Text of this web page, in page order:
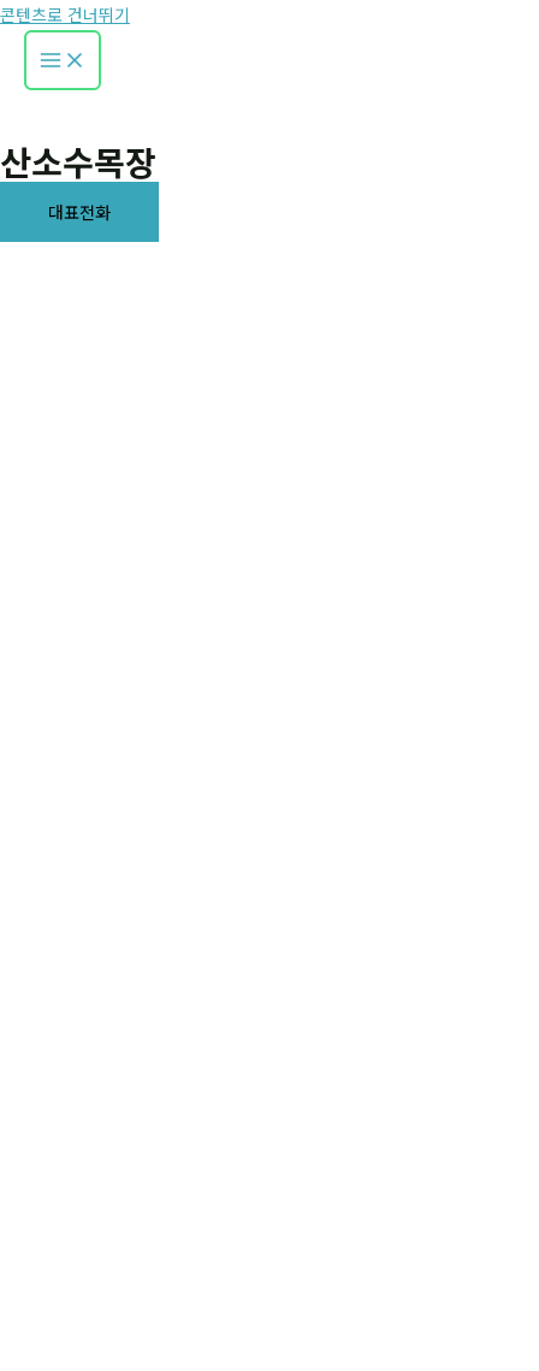
콘텐츠로 건너뛰기
산소수목장
대표전화